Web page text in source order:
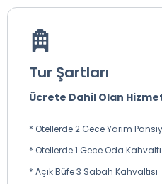
Tur Şartları
Ücrete Dahil Olan
* Otellerde 2 Gece Yarım
* Otellerde 1 Gece Oda
* Açık Büfe 3 Sabah Kahvaltısı